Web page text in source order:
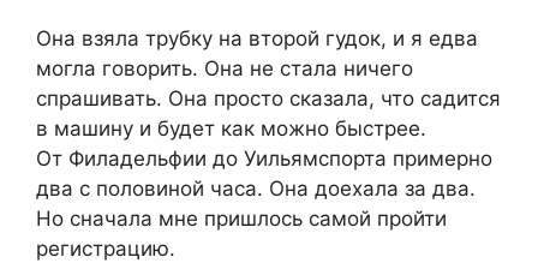
Она взяла трубку на второй гудок, и я едва
могла говорить. Она не стала ничего
спрашивать. Она просто сказала, что садится
в машину и будет как можно быстрее.
От Филадельфии до Уильямспорта примерно
два с половиной часа. Она доехала за два.
Но сначала мне пришлось самой пройти
регистрацию.